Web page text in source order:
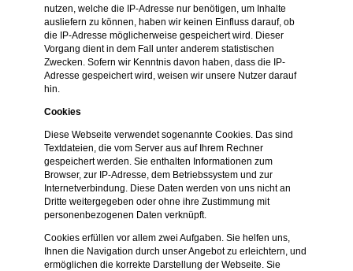
nutzen, welche die IP-Adresse nur benötigen, um Inhalte
ausliefern zu können, haben wir keinen Einfluss darauf, ob
die IP-Adresse möglicherweise gespeichert wird. Dieser
Vorgang dient in dem Fall unter anderem statistischen
Zwecken. Sofern wir Kenntnis davon haben, dass die IP-
Adresse gespeichert wird, weisen wir unsere Nutzer darauf
hin.
Cookies
Diese Webseite verwendet sogenannte Cookies. Das sind
Textdateien, die vom Server aus auf Ihrem Rechner
gespeichert werden. Sie enthalten Informationen zum
Browser, zur IP-Adresse, dem Betriebssystem und zur
Internetverbindung. Diese Daten werden von uns nicht an
Dritte weitergegeben oder ohne ihre Zustimmung mit
personenbezogenen Daten verknüpft.
Cookies erfüllen vor allem zwei Aufgaben. Sie helfen uns,
Ihnen die Navigation durch unser Angebot zu erleichtern, und
ermöglichen die korrekte Darstellung der Webseite. Sie